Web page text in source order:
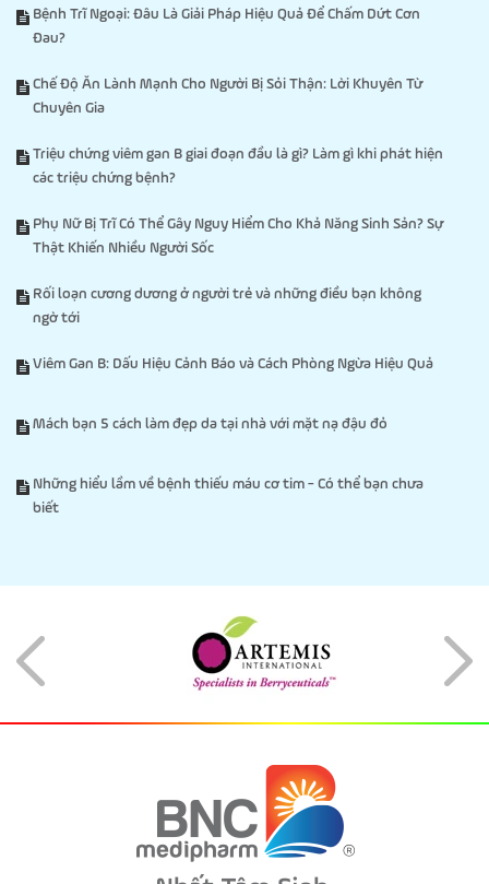
Bệnh Trĩ Ngoại: Đâu Là Giải Pháp Hiệu Quả Để Chấm Dứt Cơn
Đau?
Chế Độ Ăn Lành Mạnh Cho Người Bị Sỏi Thận: Lời Khuyên Từ
Chuyên Gia
Triệu chứng viêm gan B giai đoạn đầu là gì? Làm gì khi phát hiện
các triệu chứng bệnh?
Phụ Nữ Bị Trĩ Có Thể Gây Nguy Hiểm Cho Khả Năng Sinh Sản? Sự
Thật Khiến Nhiều Người Sốc
Rối loạn cương dương ở người trẻ và những điều bạn không
ngờ tới
Viêm Gan B: Dấu Hiệu Cảnh Báo và Cách Phòng Ngừa Hiệu Quả
Mách bạn 5 cách làm đẹp da tại nhà với mặt nạ đậu đỏ
Những hiểu lầm về bệnh thiếu máu cơ tim - Có thể bạn chưa
biết